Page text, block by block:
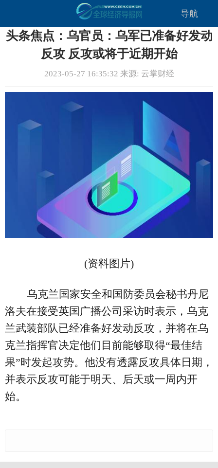
导航
头条焦点：乌官员：乌军已准备好发动
反攻 反攻或将于近期开始
2023-05-27 16:35:32 来源: 云掌财经
(资料图片)
乌克兰国家安全和国防委员会秘书丹尼
洛夫在接受英国广播公司采访时表示，乌克
兰武装部队已经准备好发动反攻，并将在乌
克兰指挥官决定他们目前能够取得“最佳结
果”时发起攻势。他没有透露反攻具体日期，
并表示反攻可能于明天、后天或一周内开
始。